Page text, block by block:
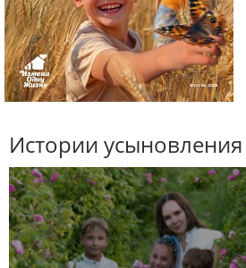
Истории усыновления